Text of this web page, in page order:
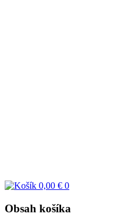
0,00 € 0
Obsah košíka